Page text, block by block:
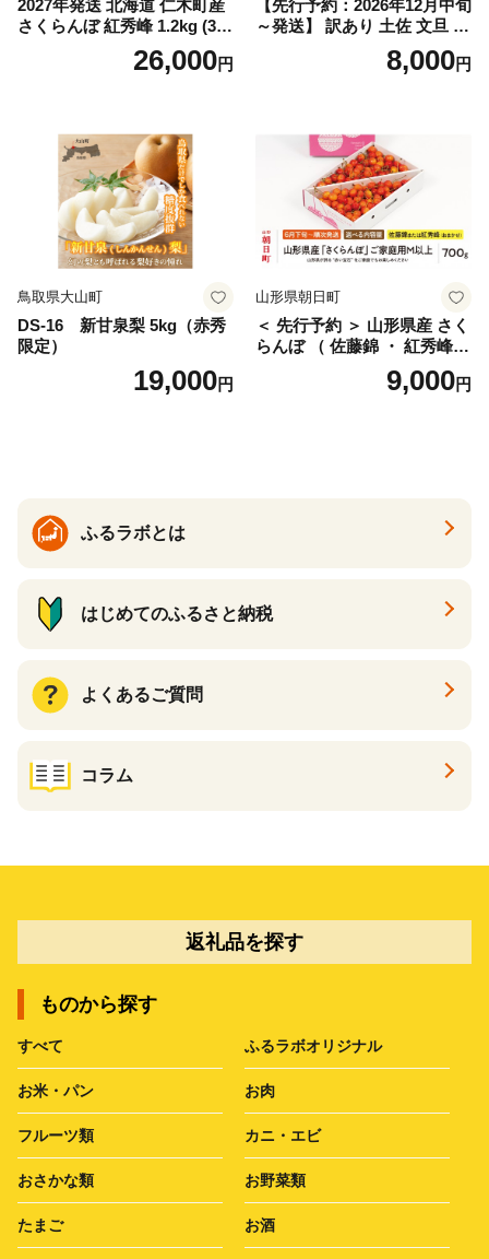
2027年発送 北海道 仁木町産
さくらんぼ 紅秀峰 1.2kg (300
g×4パック) Lサイズ以上 旬
桜桃 産地直送 サクランボ チ
26,000円
【先行予約：2026年12月中旬
～発送】 訳あり 土佐 文旦 8k
g (Mサイズ以上サイズミック
ス) 8000円 わけあり ぶんた
産 農家直送 期間限定 特産品
サイズミックス くらもとフ
ァーム 愛南町 愛媛県
8,000円
鳥取県大山町
DS-16 新甘泉梨 5kg（赤秀
限定）
19,000円
山形県朝日町
＜ 先行予約 ＞ 山形県産 さく
らんぼ （ 佐藤錦 ・ 紅秀峰
） ご家庭用 M以上 700g 【20
26年6月下旬から7月上旬発
9,000円
ふるラボとは
はじめてのふるさと納税
よくあるご質問
コラム
返礼品を探す
ものから探す
すべて ふるラボオリジナル
お米・パン お肉
フルーツ類 カニ・エビ
おさかな類 お野菜類
たまご お酒